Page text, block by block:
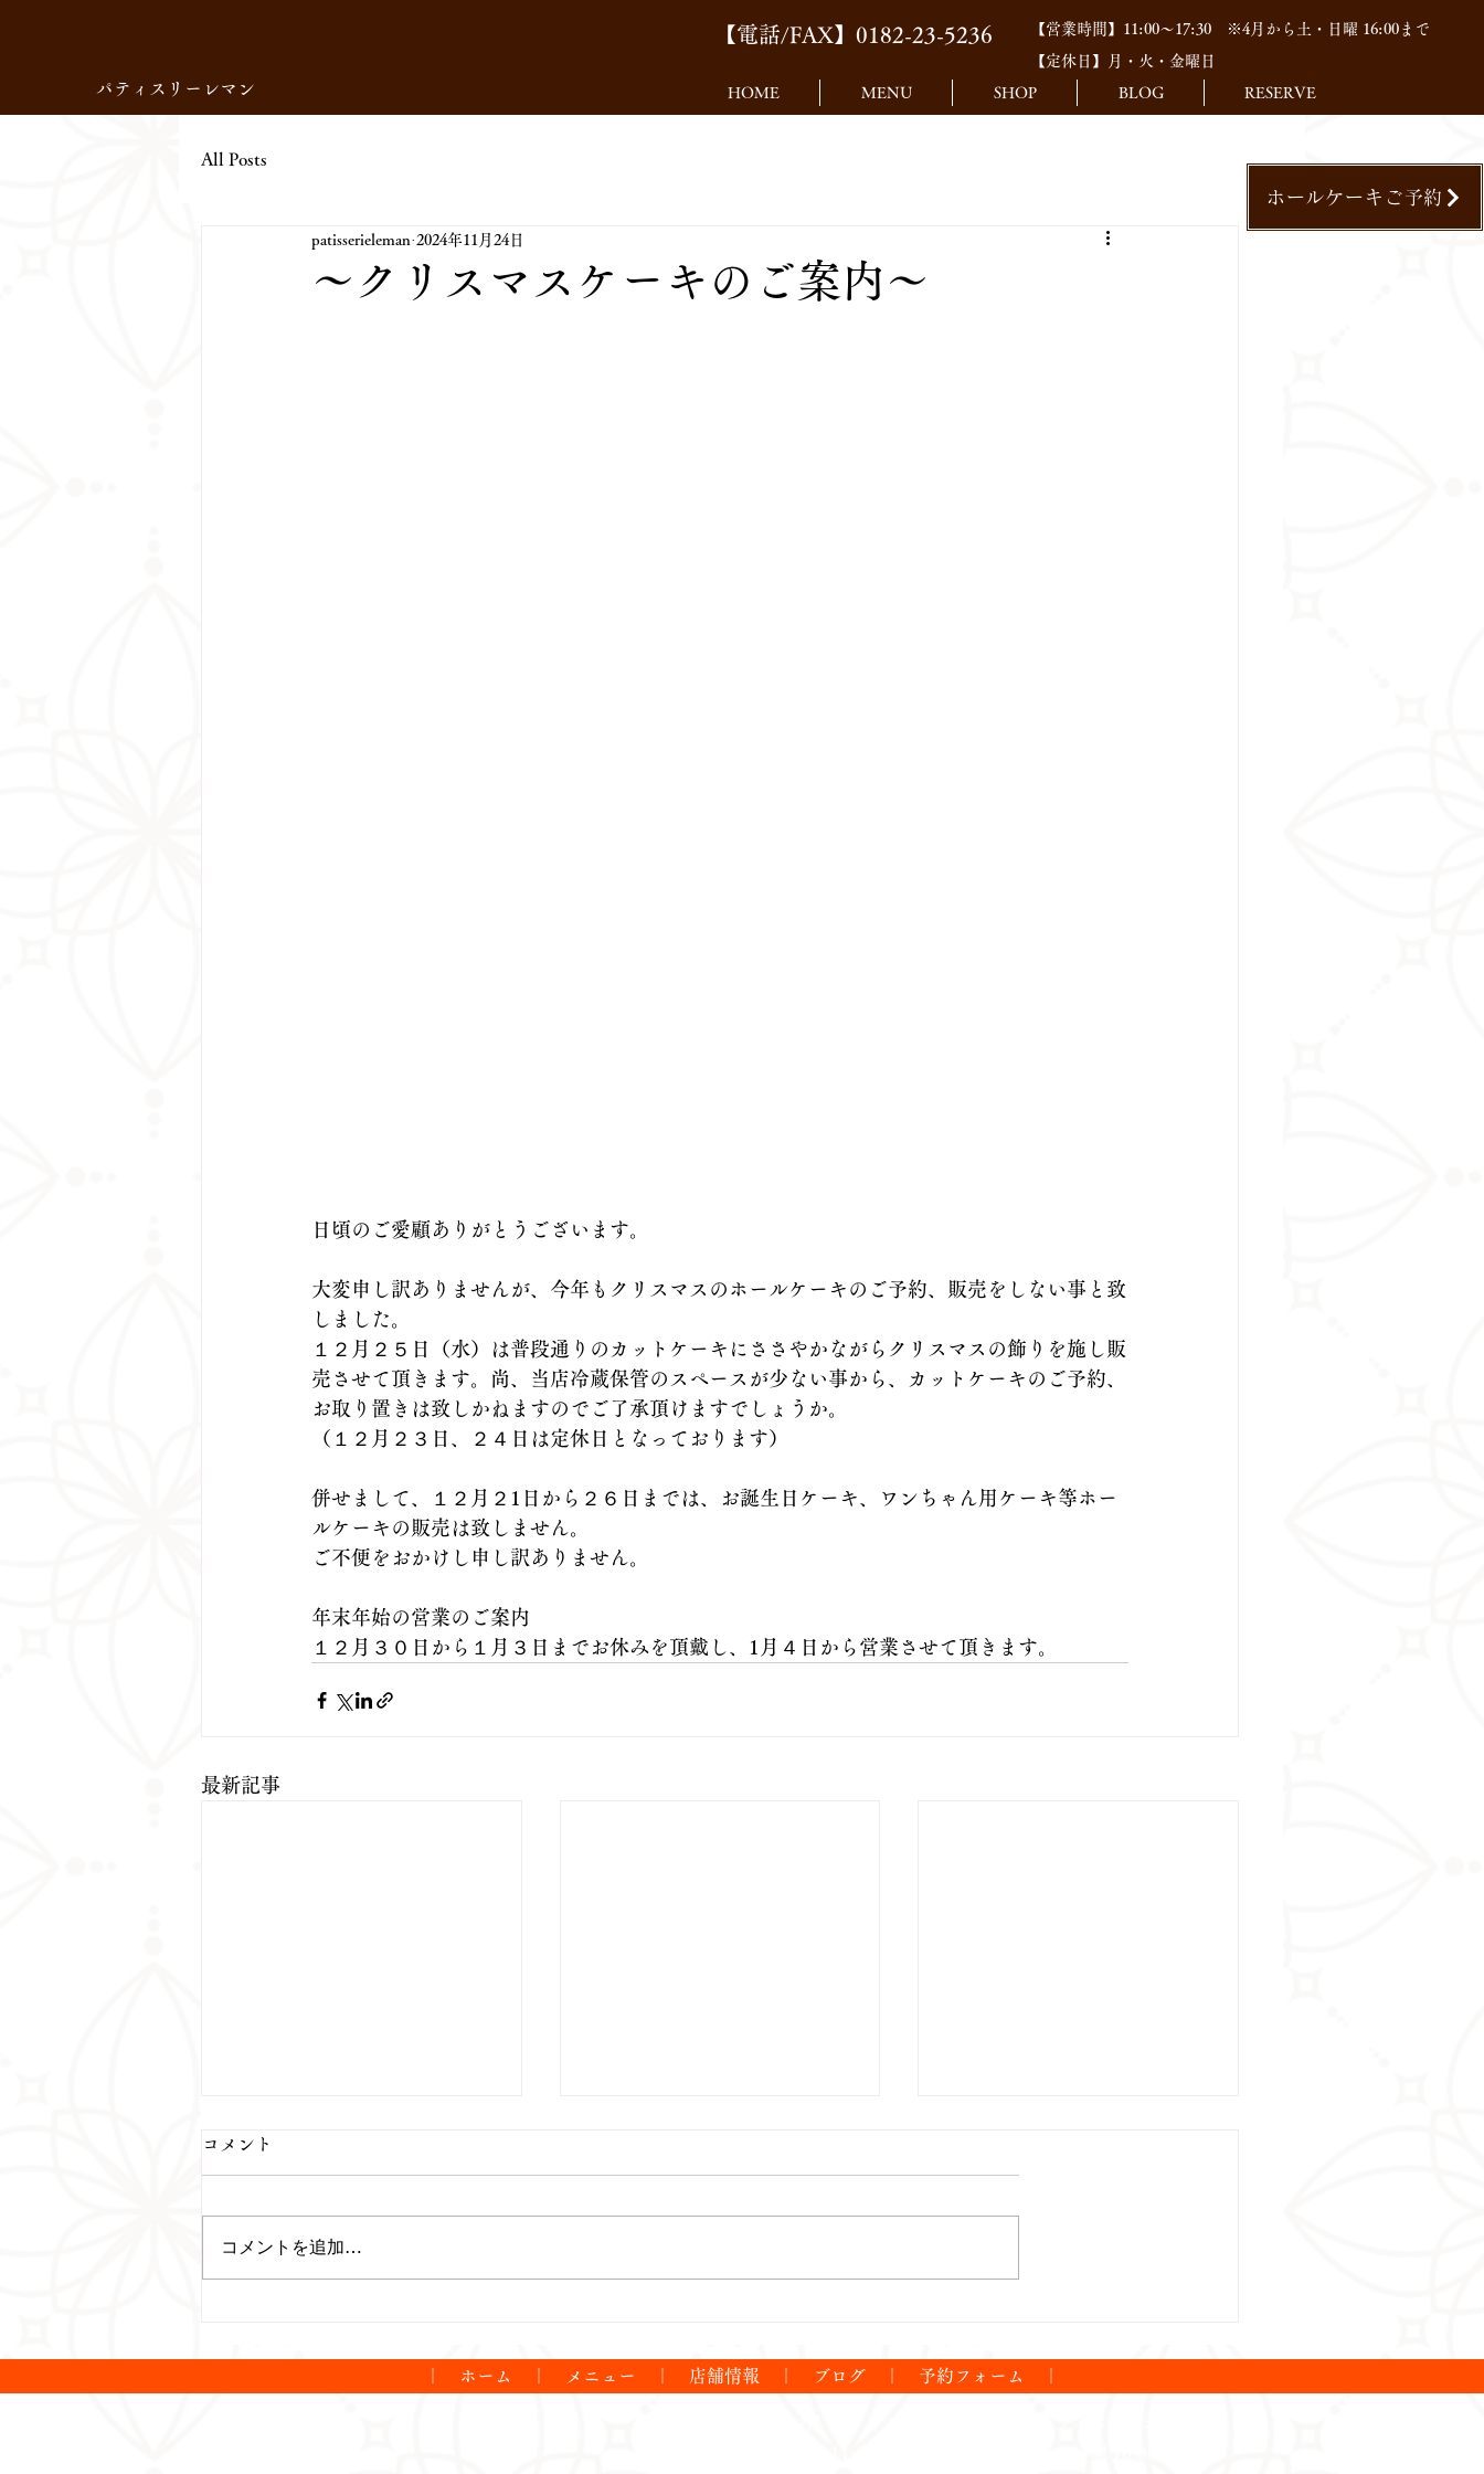
ホールケーキご予約
パティスリーレマン
【電話/FAX】0182-23-5236 【営業時間】11:00～17:30 ※4月から土・日曜 16:00まで
【定休日】月・火・金曜日
HOME MENU SHOP BLOG RESERVE
All Posts
〜クリスマスケーキのご案内〜
patisserieleman 2024年11月24日
日頃のご愛顧ありがとうございます。
大変申し訳ありませんが、今年もクリスマスのホールケーキのご予約、販売をしない事と致
しました。
１２月２５日（水）は普段通りのカットケーキにささやかながらクリスマスの飾りを施し販
売させて頂きます。尚、当店冷蔵保管のスペースが少ない事から、カットケーキのご予約、
お取り置きは致しかねますのでご了承頂けますでしょうか。
（１２月２３日、２４日は定休日となっております）
併せまして、１２月２1日から２６日までは、お誕生日ケーキ、ワンちゃん用ケーキ等ホー
ルケーキの販売は致しません。
ご不便をおかけし申し訳ありません。
年末年始の営業のご案内
１２月３０日から１月３日までお休みを頂戴し、1月４日から営業させて頂きます。
最新記事
せ
せ
せ
コメント
コメントを追加…
ホーム メニュー 店舗情報 ブログ 予約フォーム